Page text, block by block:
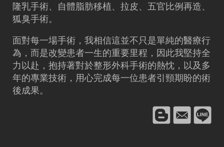
隆乳手術、 自體脂肪移植、拉皮、五官比例再造、
狐臭手術。
面對每一場手術，我相信這並不只是單純的醫療行
為，而是改變患者一生的重要里程，因此我堅持全
力以赴，抱持著對於整形外科手術的熱忱，以及多
年的專業技術，用心完成每一位患者引頸期盼的術
後成果。